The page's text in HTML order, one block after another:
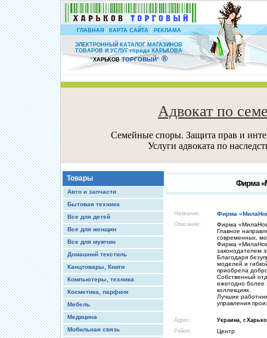
ГЛАВНАЯ| КАРТА САЙТА | РЕКЛАМА
ЭЛЕКТРОННЫЙ КАТАЛОГ МАГАЗИНОВ
ТОВАРОВ И УСЛУГ города ХАРЬКОВА
“ХАРЬКОВ ТОРГОВЫЙ” ®
Адвокат по
Семейные споры. Защита прав и
Услуги адвоката по
Товары
Авто и запчасти
Бытовая техника
Все для детей
Все для женщин
Все для мужчин
Домашний текстиль
Канцтовары, Книги
Компьютеры, техника
Косметика, парфюм
Мебель
Медицина
Мобильная связь
Фирма
Название: Фирма
Описание:
Фирма
Главное
современных,
Фирма
законодателем
Благодаря
моделей и
приобрела
Собственный
ежегодно более
коллекциях.
Лучшие
управления
Адрес:
Украина,
Район:
Центр